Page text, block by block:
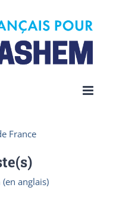
France
anglais)